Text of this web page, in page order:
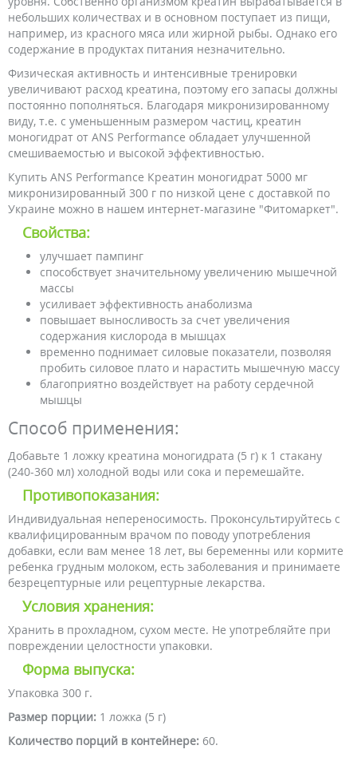
небольших количествах и в основном поступает из пищи,
например, из красного мяса или жирной рыбы. Однако его
содержание в продуктах питания незначительно.
Физическая активность и интенсивные тренировки
увеличивают расход креатина, поэтому его запасы должны
постоянно пополняться. Благодаря микронизированному
виду, т.е. с уменьшенным размером частиц, креатин
моногидрат от ANS Performance обладает улучшенной
смешиваемостью и высокой эффективностью.
Купить ANS Performance Креатин моногидрат 5000 мг
микронизированный 300 г по низкой цене с доставкой по
Украине можно в нашем интернет-магазине "Фитомаркет".
Свойства:
улучшает пампинг
способствует значительному увеличению мышечной
массы
усиливает эффективность анаболизма
повышает выносливость за счет увеличения
содержания кислорода в мышцах
временно поднимает силовые показатели, позволяя
пробить силовое плато и нарастить мышечную массу
благоприятно воздействует на работу сердечной
мышцы
Способ применения:
Добавьте 1 ложку креатина моногидрата (5 г) к 1 стакану
(240-360 мл) холодной воды или сока и перемешайте.
Противопоказания:
Индивидуальная непереносимость. Проконсультируйтесь с
квалифицированным врачом по поводу употребления
добавки, если вам менее 18 лет, вы беременны или кормите
ребенка грудным молоком, есть заболевания и принимаете
безрецептурные или рецептурные лекарства.
Условия хранения:
Хранить в прохладном, сухом месте. Не употребляйте при
повреждении целостности упаковки.
Форма выпуска:
Упаковка 300 г.
Размер порции: 1 ложка (5 г)
Количество порций в контейнере: 60.